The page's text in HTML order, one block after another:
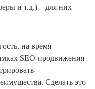
и т.д.) – для них
на время
SEO-продвижения
Сделать это